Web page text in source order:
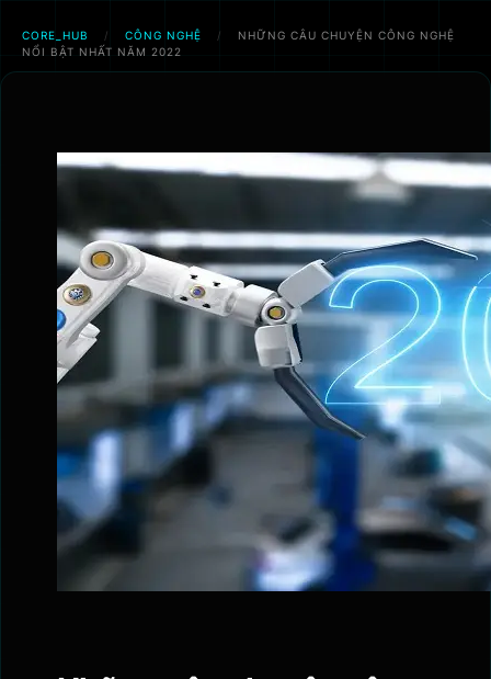
CORE_HUB / CÔNG NGHỆ /
NHỮNG CÂU CHUYỆN CÔNG NGHỆ
NỔI BẬT NHẤT NĂM 2022
Chuyển